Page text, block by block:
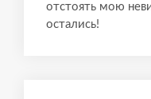
отстоять мою
остались!